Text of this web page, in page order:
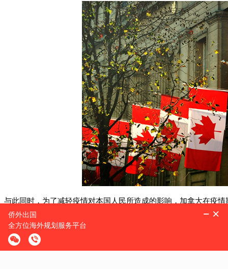
与此同时，为了减轻疫情对本国人民所造成的影响，加拿大在疫
持等等一系列福利政策，“撒钱”可以说是十分慷慨，对其消费的
虽然人口只有我国人口的3.3%，但加拿大的GDP早在2018年就
那么，
加拿大经济有哪些优势呢？